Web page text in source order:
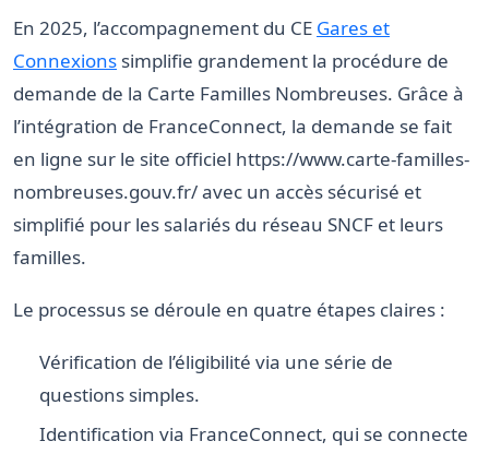
En 2025, l’accompagnement du CE Gares et
Connexions simplifie grandement la procédure de
demande de la Carte Familles Nombreuses. Grâce à
l’intégration de FranceConnect, la demande se fait
en ligne sur le site officiel https://www.carte-familles-
nombreuses.gouv.fr/ avec un accès sécurisé et
simplifié pour les salariés du réseau SNCF et leurs
familles.
Le processus se déroule en quatre étapes claires :
Vérification de l’éligibilité via une série de
questions simples.
Identification via FranceConnect, qui se connecte